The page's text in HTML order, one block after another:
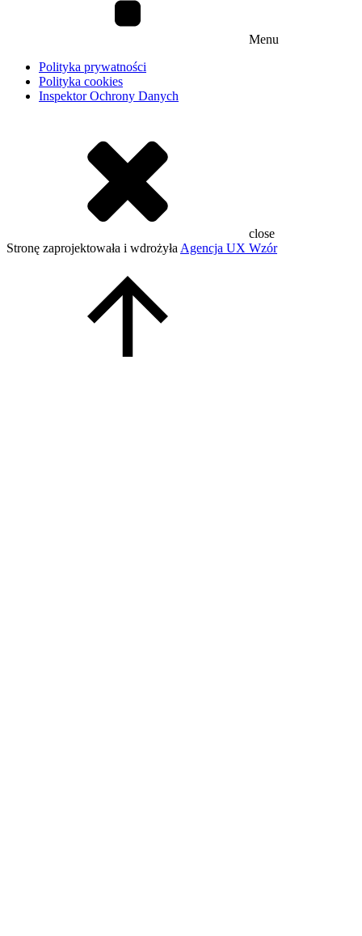
Menu
Polityka prywatności
Polityka cookies
Inspektor Ochrony Danych
close
Stronę zaprojektowała i wdrożyła Agencja UX Wzór